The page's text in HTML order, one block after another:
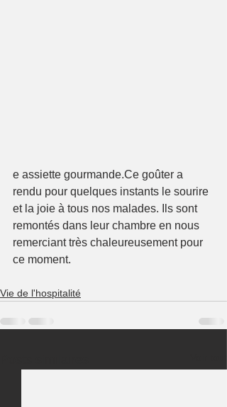
e assiette gourmande.Ce goûter a
rendu pour quelques instants le sourire
et la joie à tous nos malades. Ils sont
remontés dans leur chambre en nous
remerciant très chaleureusement pour
ce moment.
Vie de l'hospitalité